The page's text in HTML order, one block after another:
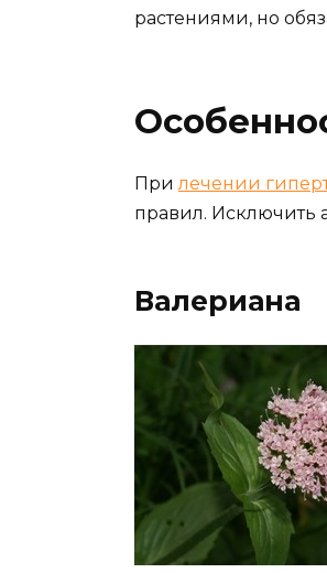
растениями, но
Прилечении
правил. Исключить
Валериана